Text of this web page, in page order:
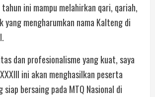
ini mampu melahirkan qari, qariah,
yang mengharumkan nama Kalteng di
dan profesionalisme yang kuat, saya
ini akan menghasilkan peserta
bersaing pada MTQ Nasional di